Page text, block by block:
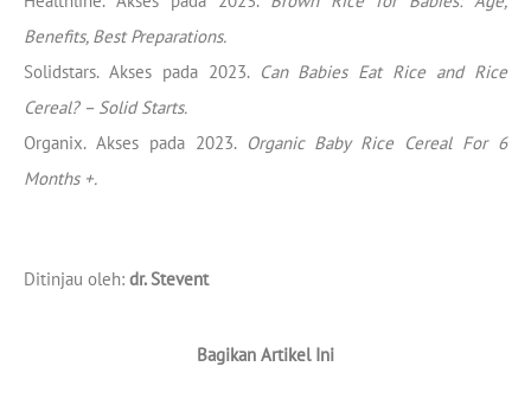
Benefits, Best Preparations.
Solidstars. Akses pada 2023. Can Babies Eat Rice and Rice
Cereal? – Solid Starts.
Organix. Akses pada 2023. Organic Baby Rice Cereal For 6
Months +.
Ditinjau oleh: dr. Stevent
Bagikan Artikel Ini